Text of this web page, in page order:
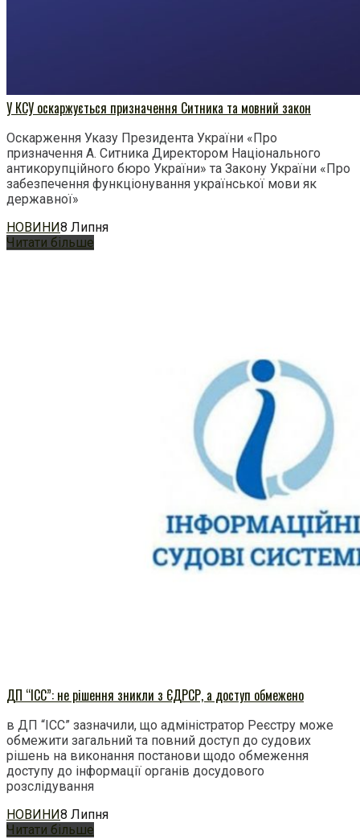
У КСУ оскаржується призначення Ситника та мовний закон
Оскарження Указу Президента України «Про
призначення А. Ситника Директором Національного
антикорупційного бюро України» та Закону України «Про
забезпечення функціонування української мови як
державної»
НОВИНИ8 Липня
Читати більше
ДП “ІСС”: не рішення зникли з ЄДРСР, а доступ обмежено
в ДП “ІСС” зазначили, що адміністратор Реєстру може
обмежити загальний та повний доступ до судових
рішень на виконання постанови щодо обмеження
доступу до інформації органів досудового
розслідування
НОВИНИ8 Липня
Читати більше